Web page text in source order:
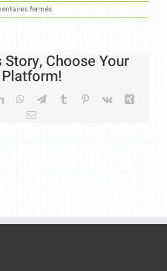
ferméssur
730
Story, Choose Your
Platform!
LinkedInWhatsApp
TelegramTumblr Pinterest
Vk
Email